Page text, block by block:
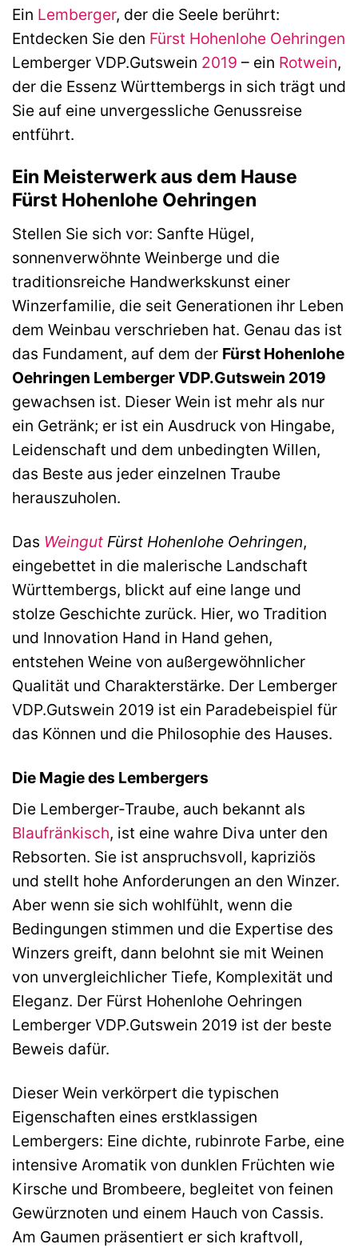
Ein Lemberger, der die Seele berührt:
Entdecken Sie den Fürst Hohenlohe Oehringen
Lemberger VDP.Gutswein 2019 – ein Rotwein,
der die Essenz Württembergs in sich trägt und
Sie auf eine unvergessliche Genussreise
entführt.
Ein Meisterwerk aus dem Hause
Fürst Hohenlohe Oehringen
Stellen Sie sich vor: Sanfte Hügel,
sonnenverwöhnte Weinberge und die
traditionsreiche Handwerkskunst einer
Winzerfamilie, die seit Generationen ihr Leben
dem Weinbau verschrieben hat. Genau das ist
das Fundament, auf dem der Fürst Hohenlohe
Oehringen Lemberger VDP.Gutswein 2019
gewachsen ist. Dieser Wein ist mehr als nur
ein Getränk; er ist ein Ausdruck von Hingabe,
Leidenschaft und dem unbedingten Willen,
das Beste aus jeder einzelnen Traube
herauszuholen.
Das Weingut Fürst Hohenlohe Oehringen,
eingebettet in die malerische Landschaft
Württembergs, blickt auf eine lange und
stolze Geschichte zurück. Hier, wo Tradition
und Innovation Hand in Hand gehen,
entstehen Weine von außergewöhnlicher
Qualität und Charakterstärke. Der Lemberger
VDP.Gutswein 2019 ist ein Paradebeispiel für
das Können und die Philosophie des Hauses.
Die Magie des Lembergers
Die Lemberger-Traube, auch bekannt als
Blaufränkisch, ist eine wahre Diva unter den
Rebsorten. Sie ist anspruchsvoll, kapriziös
und stellt hohe Anforderungen an den Winzer.
Aber wenn sie sich wohlfühlt, wenn die
Bedingungen stimmen und die Expertise des
Winzers greift, dann belohnt sie mit Weinen
von unvergleichlicher Tiefe, Komplexität und
Eleganz. Der Fürst Hohenlohe Oehringen
Lemberger VDP.Gutswein 2019 ist der beste
Beweis dafür.
Dieser Wein verkörpert die typischen
Eigenschaften eines erstklassigen
Lembergers: Eine dichte, rubinrote Farbe, eine
intensive Aromatik von dunklen Früchten wie
Kirsche und Brombeere, begleitet von feinen
Gewürznoten und einem Hauch von Cassis.
Am Gaumen präsentiert er sich kraftvoll,